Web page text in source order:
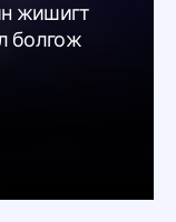
жишигт
болгож